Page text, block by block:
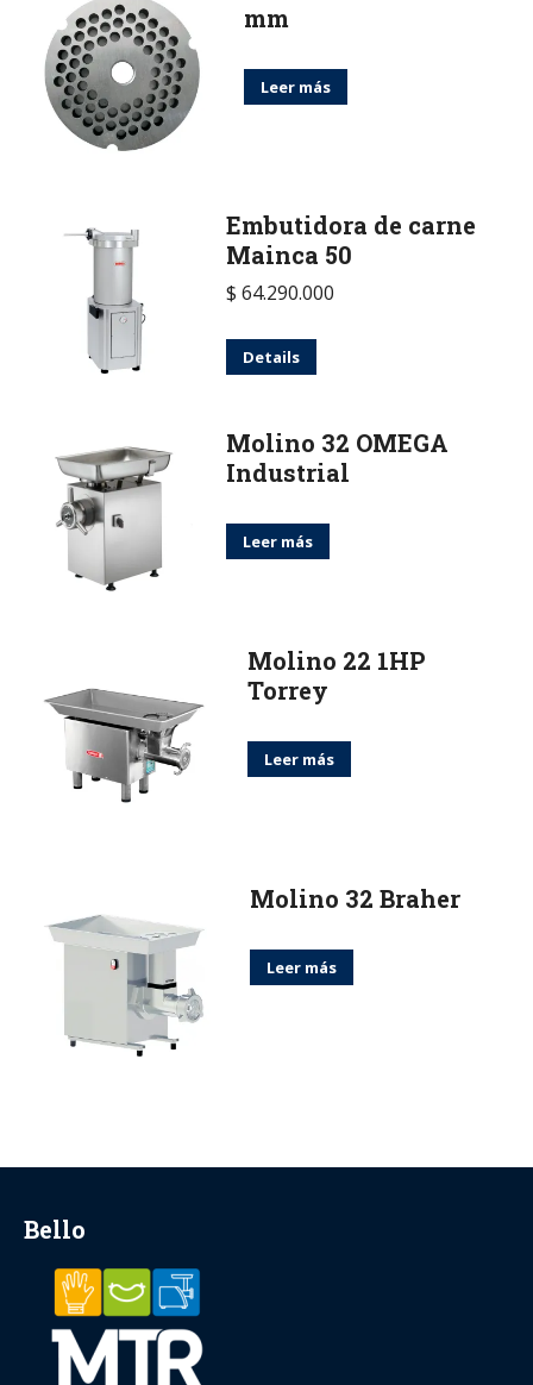
mm
Leer más
Embutidora de carne
Mainca 50
$ 64.290.000
Details
Molino 32 OMEGA
Industrial
Leer más
Molino 22 1HP
Torrey
Leer más
Molino 32 Braher
Leer más
Bello